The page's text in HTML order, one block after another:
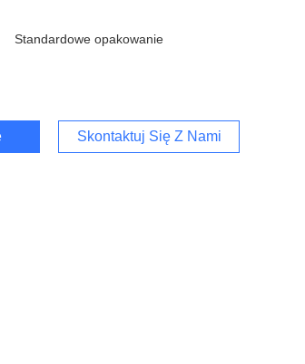
Standardowe opakowanie
Skontaktuj Się Z Nami